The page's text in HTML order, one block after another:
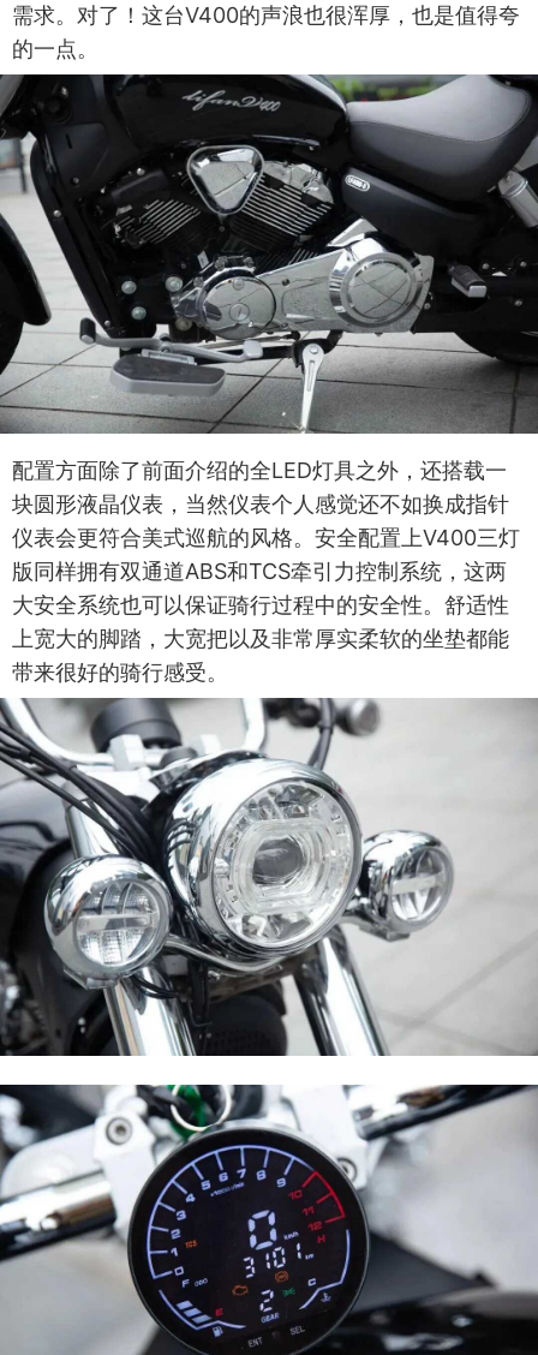
需求。对了！这台V400的声浪也很浑厚，也是值得夸
的一点。
配置方面除了前面介绍的全LED灯具之外，还搭载一
块圆形液晶仪表，当然仪表个人感觉还不如换成指针
仪表会更符合美式巡航的风格。安全配置上V400三灯
版同样拥有双通道ABS和TCS牵引力控制系统，这两
大安全系统也可以保证骑行过程中的安全性。舒适性
上宽大的脚踏，大宽把以及非常厚实柔软的坐垫都能
带来很好的骑行感受。